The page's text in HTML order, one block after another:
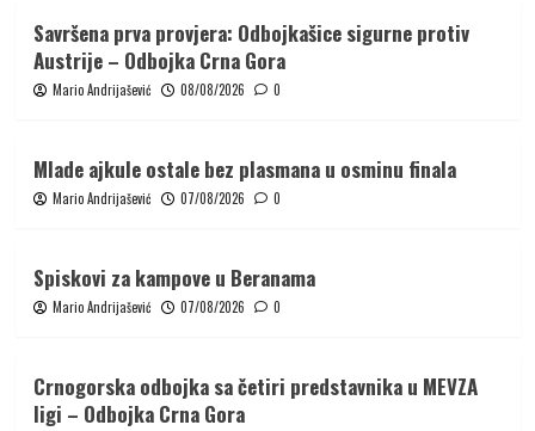
Savršena prva provjera: Odbojkašice sigurne protiv
Austrije – Odbojka Crna Gora
Mario Andrijašević 08/08/2026 0
Mlade ajkule ostale bez plasmana u osminu finala
Mario Andrijašević 07/08/2026 0
Spiskovi za kampove u Beranama
Mario Andrijašević 07/08/2026 0
Crnogorska odbojka sa četiri predstavnika u MEVZA
ligi – Odbojka Crna Gora